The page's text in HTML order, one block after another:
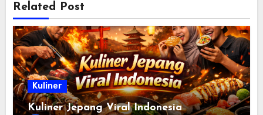
Related Post
Kuliner
Kuliner Jepang Viral Indonesia